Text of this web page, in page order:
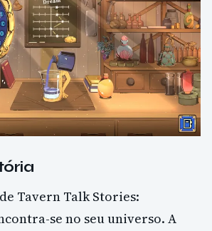
Tavern Talk Stories:
se no seu universo. A